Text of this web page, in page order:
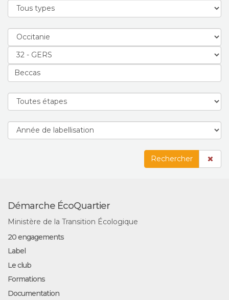
Rechercher
Démarche ÉcoQuartier
Ministère de la Transition Écologique
20 engagements
Label
Le club
Formations
Documentation